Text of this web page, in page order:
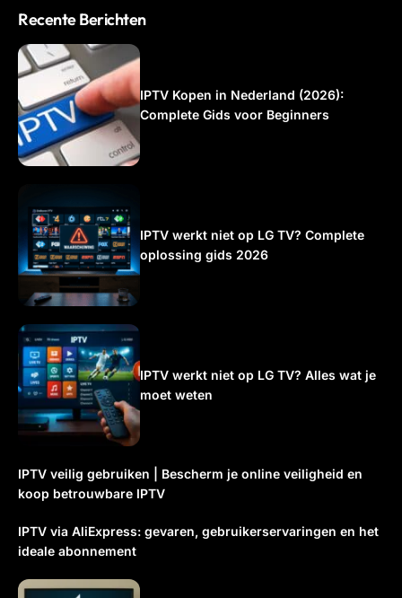
Recente Berichten
IPTV Kopen in Nederland (2026):
Complete Gids voor Beginners
IPTV werkt niet op LG TV? Complete
oplossing gids 2026
IPTV werkt niet op LG TV? Alles wat je
moet weten
IPTV veilig gebruiken | Bescherm je online veiligheid en
koop betrouwbare IPTV
IPTV via AliExpress: gevaren, gebruikerservaringen en het
ideale abonnement